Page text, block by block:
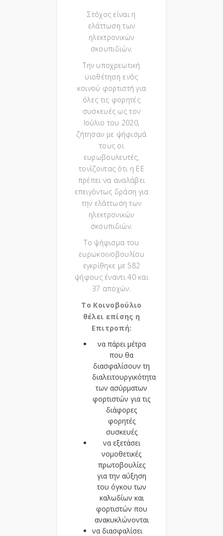
Στόχος είναι η
ελάττωση των
ηλεκτρονικών
σκουπιδιών.
Την υποχρεωτική
υιοθέτηση ενός
κοινού φορτιστή για
όλες τις φορητές
συσκευές ως τον
Ιούλιο του 2020,
ζήτησαν με ψήφισμά
τους οι
ευρωβουλευτές,
τονίζοντας ότι η ΕΕ
πρέπει να αναλάβει
επειγόντως δράση για
την ελάττωση των
ηλεκτρονικών
σκουπιδιών.
Το ψήφισμα του
ευρωκοινοβουλίου
εγκρίθηκε με 582
ψήφους έναντι 40 και
37 αποχών.
Το Κοινοβούλιο
θέλει επίσης η
Επιτροπή:
να πάρει μέτρα
που θα
διασφαλίσουν τη
διαλειτουργικότητα
των ασύρματων
φορτιστών για τις
διάφορες
φορητές
συσκευές
να εξετάσει
νομοθετικές
πρωτοβουλίες
για την αύξηση
του όγκου των
καλωδίων και
φορτιστών που
ανακυκλώνονται
να διασφαλίσει